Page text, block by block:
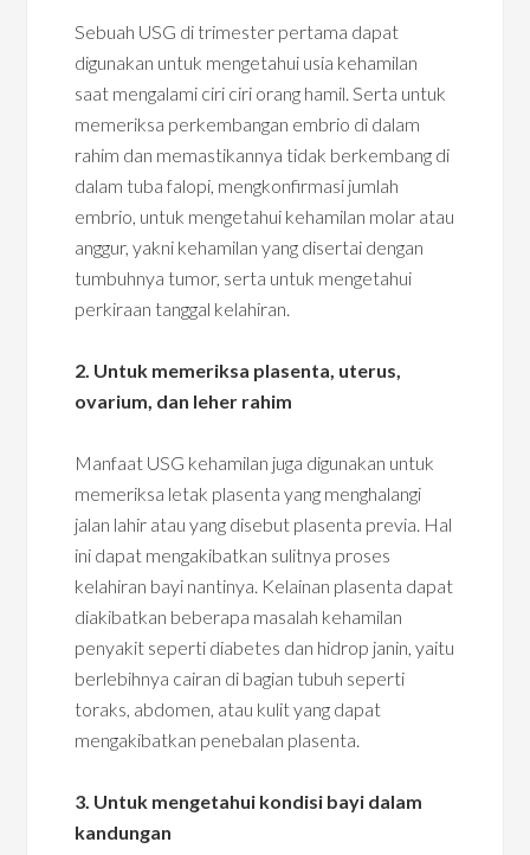
Sebuah USG di trimester pertama dapat
digunakan untuk mengetahui usia kehamilan
saat mengalami ciri ciri orang hamil. Serta untuk
memeriksa perkembangan embrio di dalam
rahim dan memastikannya tidak berkembang di
dalam tuba falopi, mengkonfirmasi jumlah
embrio, untuk mengetahui kehamilan molar atau
anggur, yakni kehamilan yang disertai dengan
tumbuhnya tumor, serta untuk mengetahui
perkiraan tanggal kelahiran.
2. Untuk memeriksa plasenta, uterus,
ovarium, dan leher rahim
Manfaat USG kehamilan juga digunakan untuk
memeriksa letak plasenta yang menghalangi
jalan lahir atau yang disebut plasenta previa. Hal
ini dapat mengakibatkan sulitnya proses
kelahiran bayi nantinya. Kelainan plasenta dapat
diakibatkan beberapa masalah kehamilan
penyakit seperti diabetes dan hidrop janin, yaitu
berlebihnya cairan di bagian tubuh seperti
toraks, abdomen, atau kulit yang dapat
mengakibatkan penebalan plasenta.
3. Untuk mengetahui kondisi bayi dalam
kandungan